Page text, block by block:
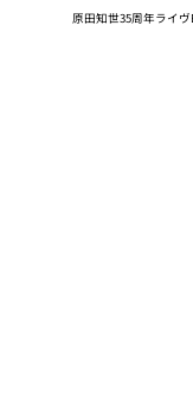
原田知世35周年ライ